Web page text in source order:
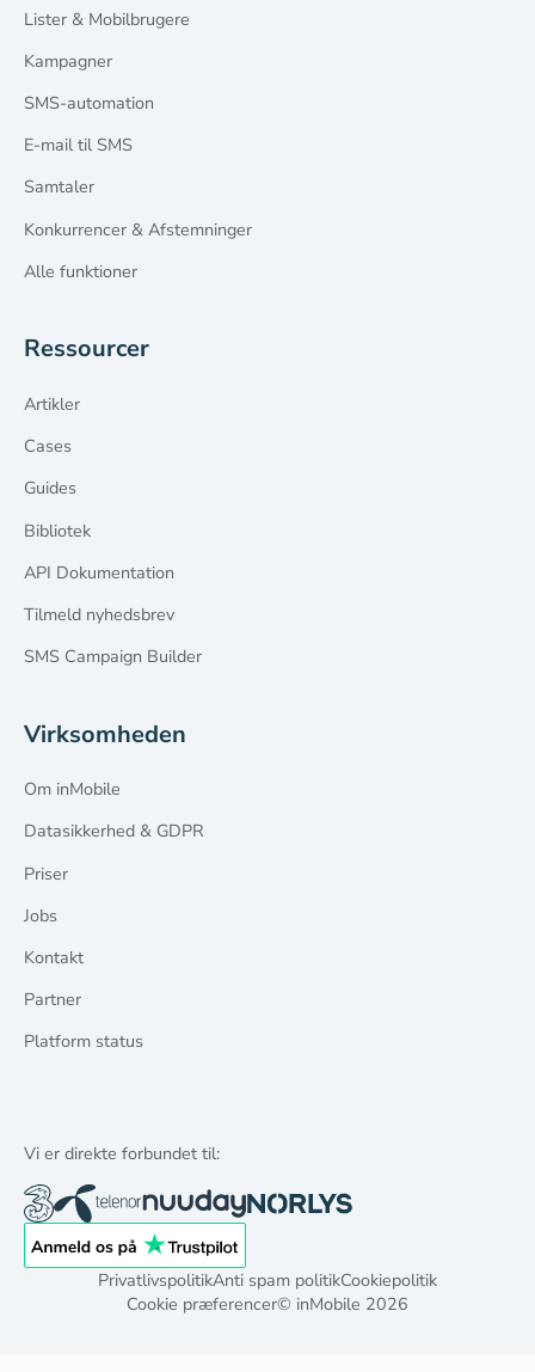
Lister & Mobilbrugere
Kampagner
SMS-automation
E-mail til SMS
Samtaler
Konkurrencer & Afstemninger
Alle funktioner
Ressourcer
Artikler
Cases
Guides
Bibliotek
API Dokumentation
Tilmeld nyhedsbrev
SMS Campaign Builder
Virksomheden
Om inMobile
Datasikkerhed & GDPR
Priser
Jobs
Kontakt
Partner
Platform status
PrivatlivspolitikAnti spam politikCookiepolitik
Cookie præferencer© inMobile 2026
Vi er direkte forbundet til: